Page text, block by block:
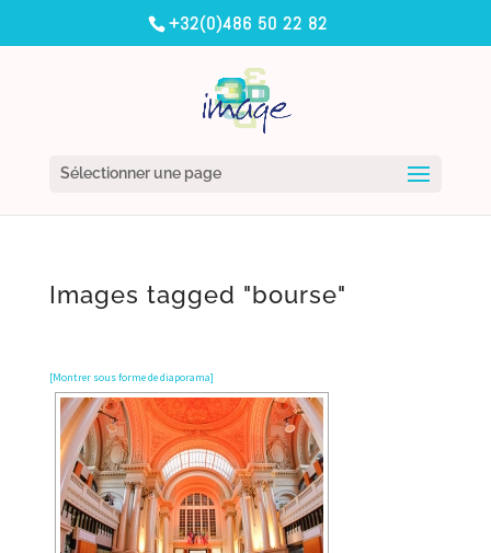
+32(0)486 50 22 82
Sélectionner une page
Images tagged "bourse"
[Montrer sous forme de diaporama]